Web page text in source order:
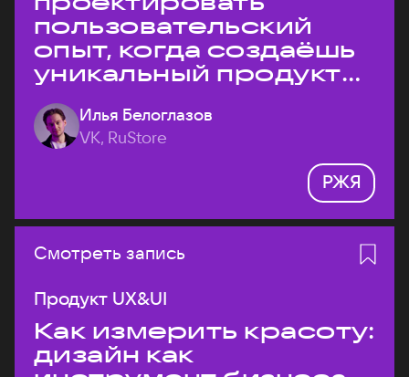
пользовательский
опыт, когда создаёшь
уникальный продукт
на рынке?
Илья Белоглазов
VK, RuStore
РЖЯ
Смотреть запись
Продукт UX&UI
Как измерить красоту:
дизайн как